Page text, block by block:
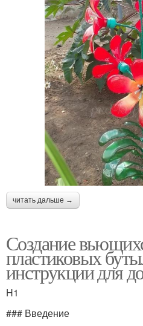
читать дальше →
Создание
пластиковых
инструкции для
H1
### Введение